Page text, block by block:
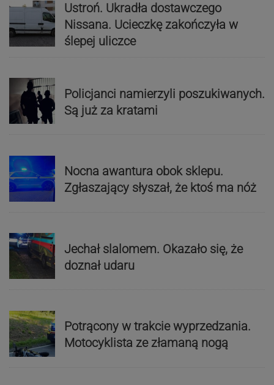
Ustroń. Ukradła dostawczego
Nissana. Ucieczkę zakończyła w
ślepej uliczce
Policjanci namierzyli poszukiwanych.
Są już za kratami
Nocna awantura obok sklepu.
Zgłaszający słyszał, że ktoś ma nóż
Jechał slalomem. Okazało się, że
doznał udaru
Potrącony w trakcie wyprzedzania.
Motocyklista ze złamaną nogą